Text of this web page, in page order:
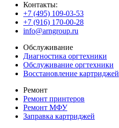
Контакты:
+7 (495) 109-03-53
+7 (916) 170-00-28
info@arngroup.ru
Обслуживание
Диагностика оргтехники
Обслуживание оргтехники
Восстановление картриджей
Ремонт
Ремонт принтеров
Ремонт МФУ
Заправка картриджей